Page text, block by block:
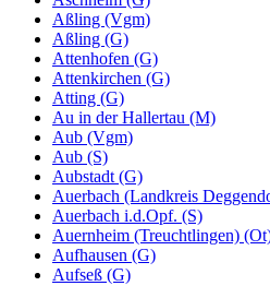
Aßling (Vgm)
Aßling (G)
Attenhofen (G)
Attenkirchen (G)
Atting (G)
Au in der Hallertau (M)
Aub (Vgm)
Aub (S)
Aubstadt (G)
Auerbach (Landkreis
Auerbach i.d.Opf. (S)
Auernheim (Treuchtlingen)
Aufhausen (G)
Aufseß (G)